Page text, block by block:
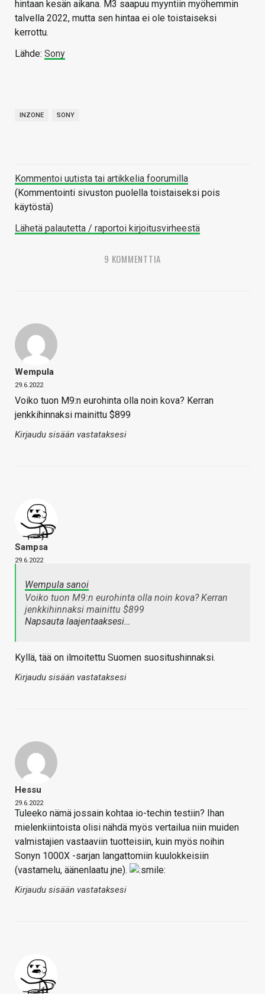
hintaan kesän aikana. M3 saapuu myyntiin myöhemmin
talvella 2022, mutta sen hintaa ei ole toistaiseksi
kerrottu.
Lähde: Sony
INZONE SONY
Kommentoi uutista tai artikkelia foorumilla
(Kommentointi sivuston puolella toistaiseksi pois
käytöstä)
Lähetä palautetta / raportoi kirjoitusvirheestä
9 KOMMENTTIA
Wempula
29.6.2022
Voiko tuon M9:n eurohinta olla noin kova? Kerran
jenkkihinnaksi mainittu $899
Kirjaudu sisään vastataksesi
Sampsa
29.6.2022
Wempula sanoi
Voiko tuon M9:n eurohinta olla noin kova? Kerran
jenkkihinnaksi mainittu $899
Napsauta laajentaaksesi…
Kyllä, tää on ilmoitettu Suomen suositushinnaksi.
Kirjaudu sisään vastataksesi
Hessu
29.6.2022
Tuleeko nämä jossain kohtaa io-techin testiin? Ihan
mielenkiintoista olisi nähdä myös vertailua niin muiden
valmistajien vastaaviin tuotteisiin, kuin myös noihin
Sonyn 1000X -sarjan langattomiin kuulokkeisiin
(vastamelu, äänenlaatu jne).
Kirjaudu sisään vastataksesi